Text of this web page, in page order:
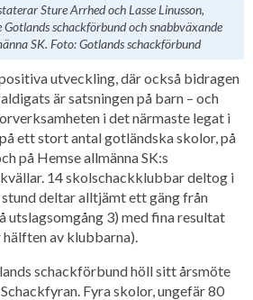
Sture Arrhed och Lasse Linusson,
schackförbund och snabbväxande
SK. Foto: Gotlands schackförbund
utveckling, där också bidragen
är satsningen på barn – och
i det närmaste legat i
ett stort antal gotländska skolor, på
på Hemse allmänna SK:s
14 skolschackklubbar deltog i
stund deltar alltjämt ett gäng från
utslagsomgång 3) med fina resultat
av klubbarna).
schackförbund höll sitt årsmöte
Fyra skolor, ungefär 80